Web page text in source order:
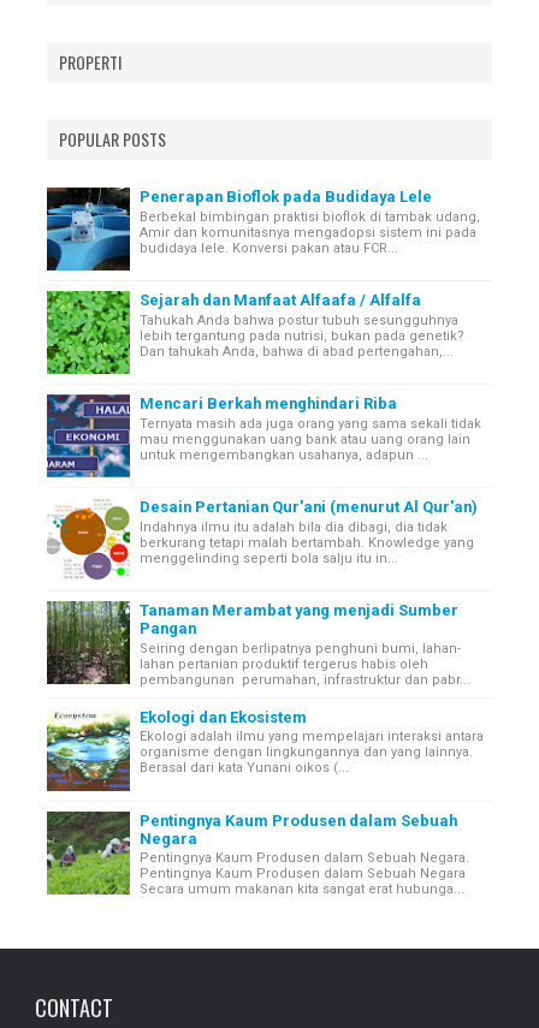
PROPERTI
POPULAR POSTS
Penerapan Bioflok pada Budidaya Lele
Berbekal bimbingan praktisi bioflok di tambak udang,
Amir dan komunitasnya mengadopsi sistem ini pada
budidaya lele. Konversi pakan atau FCR...
Sejarah dan Manfaat Alfaafa / Alfalfa
Tahukah Anda bahwa postur tubuh sesungguhnya
lebih tergantung pada nutrisi, bukan pada genetik?
Dan tahukah Anda, bahwa di abad pertengahan,...
Mencari Berkah menghindari Riba
Ternyata masih ada juga orang yang sama sekali tidak
mau menggunakan uang bank atau uang orang lain
untuk mengembangkan usahanya, adapun ...
Desain Pertanian Qur'ani (menurut Al Qur'an)
Indahnya ilmu itu adalah bila dia dibagi, dia tidak
berkurang tetapi malah bertambah. Knowledge yang
menggelinding seperti bola salju itu in...
Tanaman Merambat yang menjadi Sumber
Pangan
Seiring dengan berlipatnya penghuni bumi, lahan-
lahan pertanian produktif tergerus habis oleh
pembangunan perumahan, infrastruktur dan pabr...
Ekologi dan Ekosistem
Ekologi adalah ilmu yang mempelajari interaksi antara
organisme dengan lingkungannya dan yang lainnya.
Berasal dari kata Yunani oikos (...
Pentingnya Kaum Produsen dalam Sebuah
Negara
Pentingnya Kaum Produsen dalam Sebuah Negara.
Pentingnya Kaum Produsen dalam Sebuah Negara
Secara umum makanan kita sangat erat hubunga...
CONTACT